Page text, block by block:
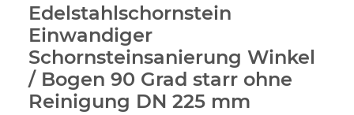
Edelstahlschornstein
Einwandiger
Schornsteinsanierung Winkel
/ Bogen 90 Grad starr ohne
Reinigung DN 225 mm